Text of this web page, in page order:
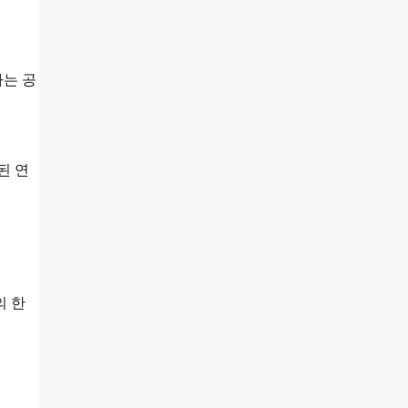
공
연
한